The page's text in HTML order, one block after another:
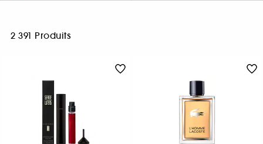
2 391 Produits